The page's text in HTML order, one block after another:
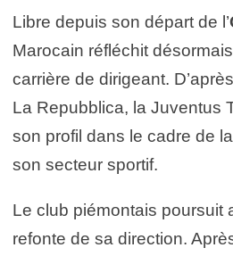
Libre depuis son départ de l’
Marocain réfléchit
carrière de dirigeant.
La Repubblica, la Juventus
son profil dans le cadre de
son secteur sportif.
Le club piémontais poursuit
refonte de sa direction.